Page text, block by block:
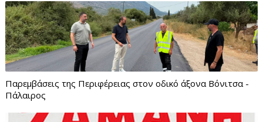
Παρεμβάσεις της Περιφέρειας στον οδικό άξονα Βόνιτσα -
Πάλαιρος